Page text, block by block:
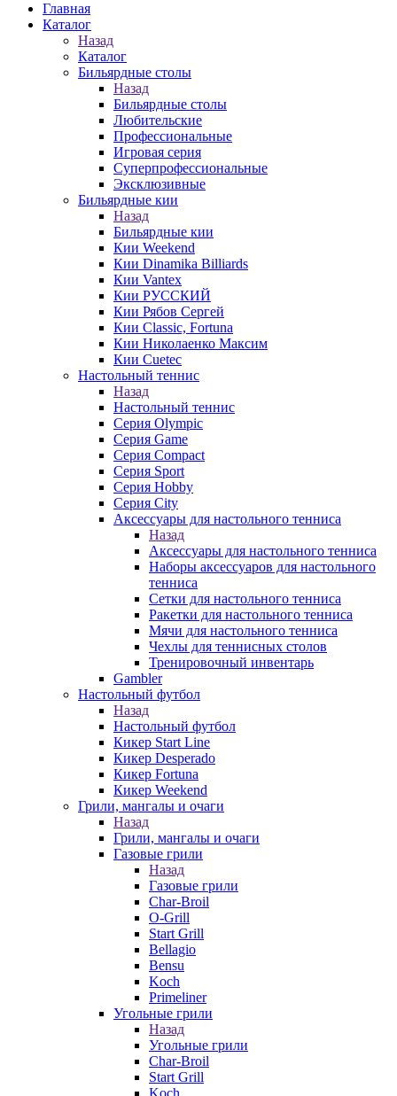
Главная
Каталог
Назад
Каталог
Бильярдные столы
Назад
Бильярдные столы
Любительские
Профессиональные
Игровая серия
Суперпрофессиональные
Эксклюзивные
Бильярдные кии
Назад
Бильярдные кии
Кии Weekend
Кии Dinamika Billiards
Кии Vantex
Кии РУССКИЙ
Кии Рябов Сергей
Кии Classic, Fortuna
Кии Николаенко Максим
Кии Cuetec
Настольный теннис
Назад
Настольный теннис
Серия Olympic
Серия Game
Серия Compact
Серия Sport
Серия Hobby
Серия City
Аксессуары для настольного тенниса
Назад
Аксессуары для настольного тенниса
Наборы аксессуаров для настольного
тенниса
Сетки для настольного тенниса
Ракетки для настольного тенниса
Мячи для настольного тенниса
Чехлы для теннисных столов
Тренировочный инвентарь
Gambler
Настольный футбол
Назад
Настольный футбол
Кикер Start Line
Кикер Desperado
Кикер Fortuna
Кикер Weekend
Грили, мангалы и очаги
Назад
Грили, мангалы и очаги
Газовые грили
Назад
Газовые грили
Char-Broil
O-Grill
Start Grill
Bellagio
Bensu
Koch
Primeliner
Угольные грили
Назад
Угольные грили
Char-Broil
Start Grill
Koch